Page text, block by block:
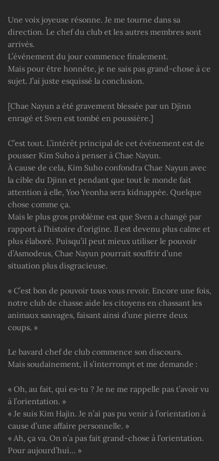
Une voix joyeuse résonne. Je me tourne dans sa
direction. Le chef du club et les autres membres sont
arrivés.
L’événement du jour commence finalement.
Mais pour être honnête, je ne sais pas grand-chose à ce
sujet. J’ai juste esquissé la conclusion.
[Chae Nayun a été gravement blessée par un Djinn
enragé et Sven est tombé en poussière.]
C’est tout. L’intérêt principal de cet événement est de
pousser Kim Suho à penser à Chae Nayun.
À cause de cela, Kim Suho confondra Chae Nayun avec
la cible du Djinn et pendant que tout le monde fait
attention à elle, Yoo Yeonha sera kidnappée. Quelque
chose comme ça.
Mais le plus gros problème est que Sven a changé par
rapport à l’histoire d’origine. Il est devenu plus calme et
plus élaboré. Puisqu’il peut mieux utiliser le pouvoir
d’Asmodeus, Chae Nayun pourrait souffrir d’une
situation plus disgracieuse.
« C’est bon de pouvoir tous vous revoir. Encore une fois,
notre club de chasse aide les citoyens en chassant les
animaux sauvages, faisant ainsi d’une pierre deux
coups. »
Le bavard chef de club commence son discours.
Mais soudainement, il s’interrompt et me demande :
« Oh, au fait, qui es-tu ? Je ne me rappelle pas t’avoir vu
à l’orientation. »
« Je suis Kim Hajin. Je n’ai pas pu venir à l’orientation à
cause d’une affaire personnelle. »
« Ah, ça va. On n’a pas fait grand-chose à l’orientation.
Pour aujourd’hui… »